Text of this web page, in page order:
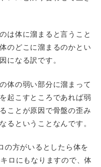
は体に溜まると言うこと
のどこに溜まるのかとい
になる訳です。
体の弱い部分に溜まって
起こすところであれば弱
ことが原因で骨盤の歪み
るということなんです。
の方がいるとしたら体を
ロにもなりますので、体